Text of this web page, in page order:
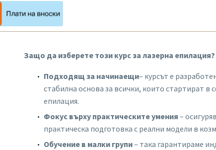
Защо да изберете този курс за лазерна епилация?
Подходящ за начинаещи– курсът е
стабилна основа за всички, които стартират в
епилация.
Фокус върху практическите умения –
практическа подготовка с реални модели в
Обучение в малки групи– така гарантираме